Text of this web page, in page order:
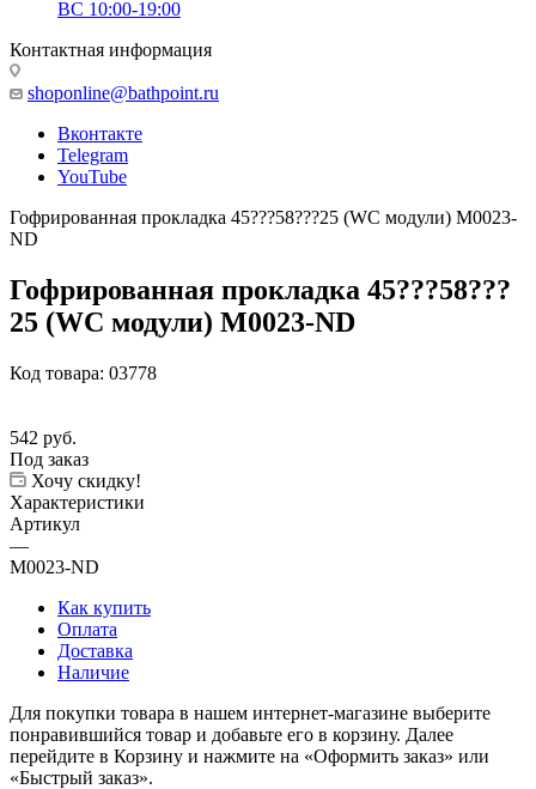
ВС 10:00-19:00
Контактная информация
shoponline@bathpoint.ru
Вконтакте
Telegram
YouTube
Гофрированная прокладка 45???58???25 (WC модули) M0023-
ND
Гофрированная прокладка 45???58???
25 (WC модули) M0023-ND
Код товара: 03778
542 руб.
Под заказ
Хочу скидку!
Характеристики
Артикул
—
M0023-ND
Как купить
Оплата
Доставка
Наличие
Для покупки товара в нашем интернет-магазине выберите
понравившийся товар и добавьте его в корзину. Далее
перейдите в Корзину и нажмите на «Оформить заказ» или
«Быстрый заказ».